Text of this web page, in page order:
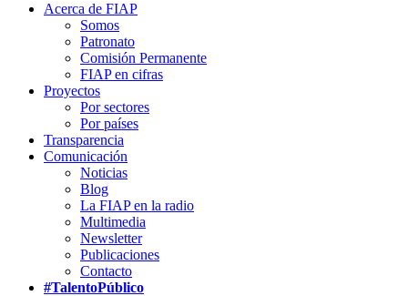
Acerca de FIAP
Somos
Patronato
Comisión Permanente
FIAP en cifras
Proyectos
Por sectores
Por países
Transparencia
Comunicación
Noticias
Blog
La FIAP en la radio
Multimedia
Newsletter
Publicaciones
Contacto
#TalentoPúblico